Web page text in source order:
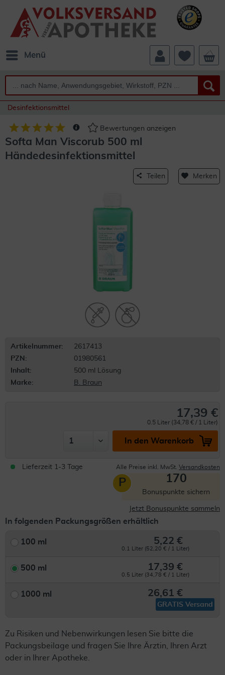
Menü
Desinfektionsmittel
Bewertungen anzeigen
Softa Man Viscorub 500 ml
Händedesinfektionsmittel
Teilen Merken
Artikelnummer:
2617413
PZN:
01980561
Inhalt:
500 ml Lösung
Marke:
B. Braun
17,39 €
0.5 Liter (34,78 € / 1 Liter)
In den Warenkorb
Lieferzeit 1-3 Tage Alle Preise inkl. MwSt. Versandkosten
P 170
Bonuspunkte sichern
Jetzt Bonuspunkte sammeln
In folgenden Packungsgrößen erhältlich
100 ml 5,22 €
0.1 Liter (52,20 € / 1 Liter)
500 ml 17,39 €
0.5 Liter (34,78 € / 1 Liter)
1000 ml 26,61 €
GRATIS Versand
Zu Risiken und Nebenwirkungen lesen Sie bitte die
Packungsbeilage und fragen Sie Ihre Ärztin, Ihren Arzt
oder in Ihrer Apotheke.